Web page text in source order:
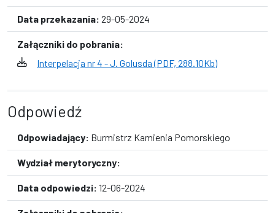
Data przekazania: 29-05-2024
Załączniki do pobrania:
Interpelacja nr 4 - J. Golusda (PDF, 288.10Kb)
Odpowiedź
Odpowiadający: Burmistrz Kamienia Pomorskiego
Wydział merytoryczny:
Data odpowiedzi: 12-06-2024